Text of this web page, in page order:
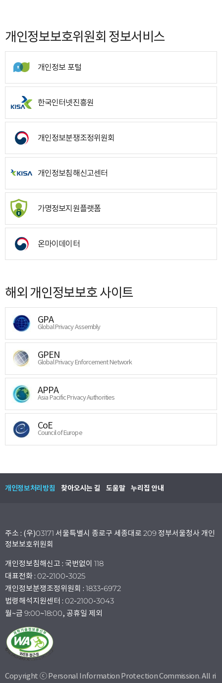
개인정보보호위원회 정보서비스
개인정보 포털
한국인터넷진흥원
개인정보분쟁조정위원회
개인정보침해신고센터
가명정보지원플랫폼
온마이데이터
해외 개인정보보호 사이트
GPA
Global Privacy Assembly
GPEN
Global Privacy Enforcement Network
APPA
Asia Pacific Privacy Authorities
CoE
Council of Europe
개인정보처리방침 찾아오시는 길 도움말 누리집 안내
주소 : (우)03171 서울특별시 종로구 세종대로 209 정부서울청사 개인
정보보호위원회
개인정보침해신고 : 국번없이 118
대표전화 : 02-2100-3025
개인정보분쟁조정위원회 : 1833-6972
법령해석지원센터 : 02-2100-3043
월~금 9:00~18:00, 공휴일 제외
Copyright ⓒ Personal Information Protection Commission. All ri